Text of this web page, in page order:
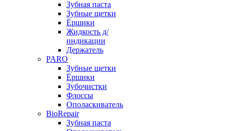
Зубная паста
Зубные щетки
Ёршики
Жидкость д/
индикации
Держатель
PARO
Зубные щетки
Ёршики
Зубочистки
Флоссы
Ополаскиватель
BioRepair
Зубная паста